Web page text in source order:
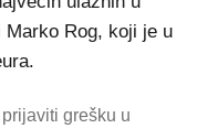
Rog, koji je u
grešku u